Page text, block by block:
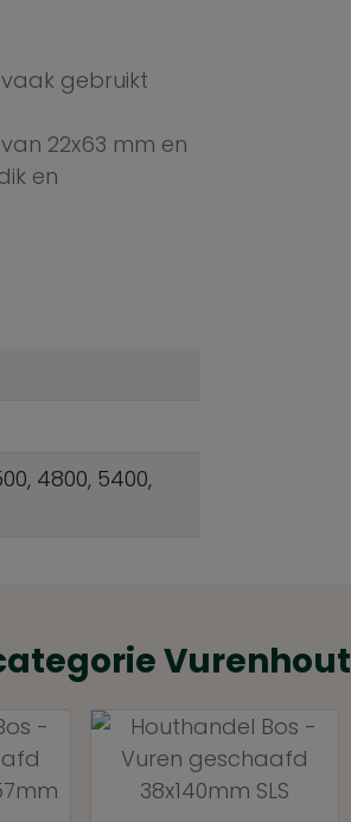
gebruikt
22x63 mm en
en
4800, 5400,
Vurenhout